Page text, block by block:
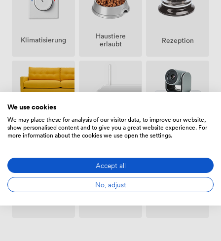
Klimatisierung
Haustiere
erlaubt
Rezeption
Freiflächen
(gemeinsam)
Wifi Videokonferenztelefon
We use cookies
We may place these for analysis of our visitor data, to improve our website,
show personalised content and to give you a great website experience. For
more information about the cookies we use open the settings.
Accept all
No, adjust